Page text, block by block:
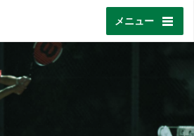
メニュー